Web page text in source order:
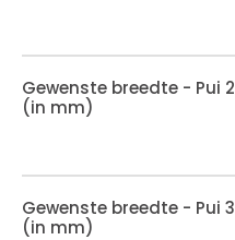
Gewenste breedte - Pui 2
(in mm)
Gewenste breedte - Pui 3
(in mm)